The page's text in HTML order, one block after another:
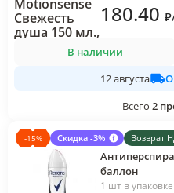
180.40 ₽
В наличии
12 августа
Всего 2
-15% Скидка -3% Возврат
баллон
1 шт в упаковке